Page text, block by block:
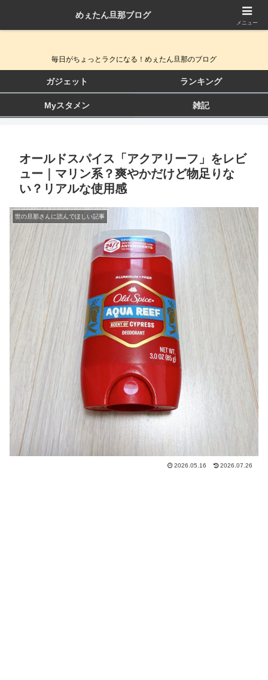
QOL向上ガジェット＆生活改善ブログ
毎日がちょっとラクになる！めぇたん旦那のブログ
ガジェット ランキング
Myスタメン 雑記
オールドスパイス「アクアリーフ」をレビ
ュー｜マリン系？爽やかだけど物足りな
い？リアルな使用感
世の旦那さんに読んでほしい記事
2026.05.16 2026.07.26
めぇたん旦那ブログ
メニュー